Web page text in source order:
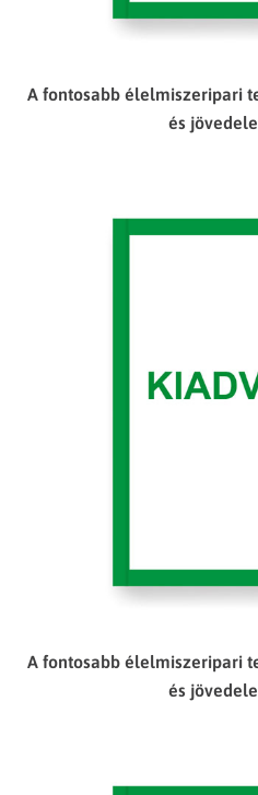
A fontosabb élelmiszeripari
és
A fontosabb élelmiszeripari
és